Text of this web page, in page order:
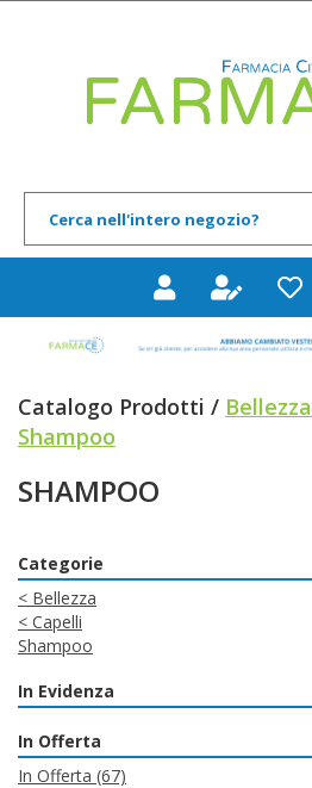
Prodotto
Catalogo Prodotti / Bellezza
Shampoo
SHAMPOO
Categorie
< Bellezza
< Capelli
Shampoo
In Evidenza
In Offerta
In Offerta (67)